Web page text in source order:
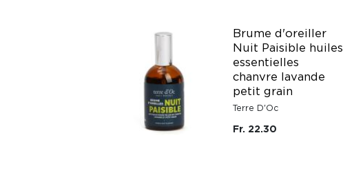
Brume d'oreiller
Nuit Paisible huiles
essentielles
chanvre lavande
petit grain
Terre D'Oc
Fr. 22.30